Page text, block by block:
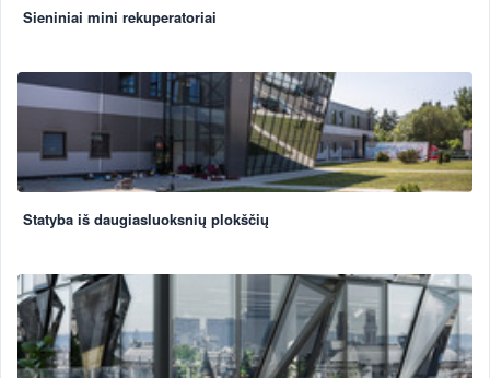
Sieniniai mini rekuperatoriai
Statyba iš daugiasluoksnių plokščių